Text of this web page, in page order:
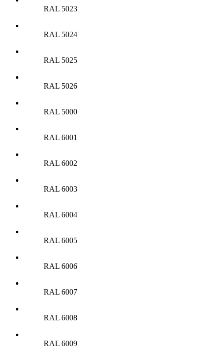
RAL 5023
RAL 5024
RAL 5025
RAL 5026
RAL 5000
RAL 6001
RAL 6002
RAL 6003
RAL 6004
RAL 6005
RAL 6006
RAL 6007
RAL 6008
RAL 6009